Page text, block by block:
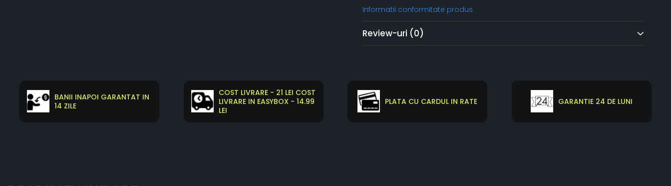
Informatii conformitate produs
Review-uri (0)
BANII INAPOI GARANTAT IN
14 ZILE
COST LIVRARE - 21 LEI COST
LIVRARE IN EASYBOX - 14.99
LEI
PLATA CU CARDUL IN RATE GARANTIE 24 DE LUNI